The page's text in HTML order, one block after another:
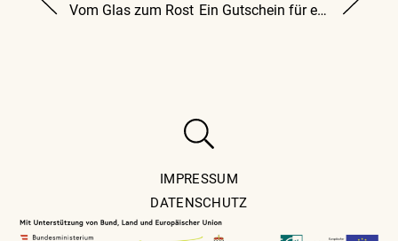
Vom Glas zum Rost Ein Gutschein für eh alles
IMPRESSUM
DATENSCHUTZ